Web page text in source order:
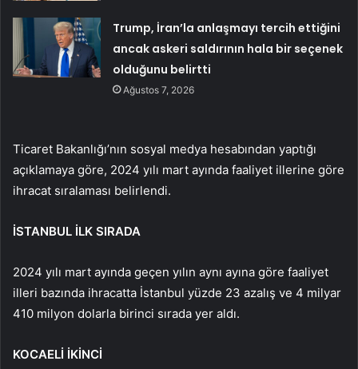
Trump, İran’la anlaşmayı tercih ettiğini
ancak askeri saldırının hala bir seçenek
olduğunu belirtti
Ağustos 7, 2026
Ticaret Bakanlığı’nın sosyal medya hesabından yaptığı
açıklamaya göre, 2024 yılı mart ayında faaliyet illerine göre
ihracat sıralaması belirlendi.
İSTANBUL İLK SIRADA
2024 yılı mart ayında geçen yılın aynı ayına göre faaliyet
illeri bazında ihracatta İstanbul yüzde 23 azalış ve 4 milyar
410 milyon dolarla birinci sırada yer aldı.
KOCAELİ İKİNCİ